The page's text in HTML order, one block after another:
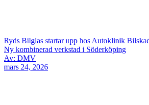
Ryds Bilglas startar upp hos Autoklinik
Ny kombinerad verkstad i Söderköping
Av: DMV
mars 24, 2026